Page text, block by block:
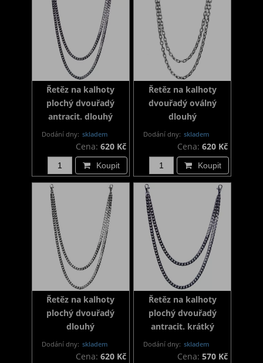
Řetěz na kalhoty
plochý dvouřadý
antracit. dlouhý
Dodání dny: skladem
Cena: 620 Kč
Koupit
Řetěz na kalhoty
dvouřadý oválný
dlouhý
Dodání dny: skladem
Cena: 620 Kč
Koupit
Řetěz na kalhoty
plochý dvouřadý
dlouhý
Dodání dny: skladem
Cena: 620 Kč
Řetěz na kalhoty
plochý dvouřadý
antracit. krátký
Dodání dny: skladem
Cena: 570 Kč